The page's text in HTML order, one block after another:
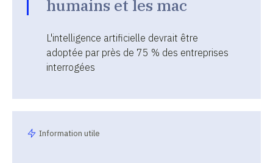
humains et les mac
L'intelligence artificielle devrait être
adoptée par près de 75 % des entreprises
interrogées
Information utile